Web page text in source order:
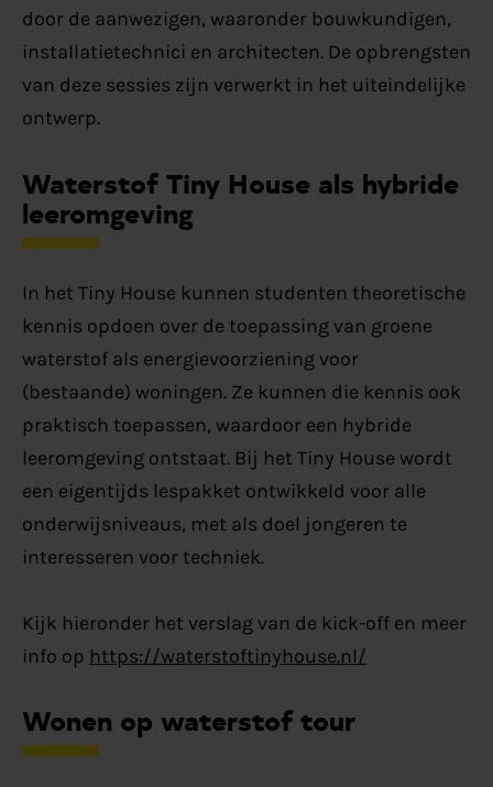
door de aanwezigen, waaronder bouwkundigen,
installatietechnici en architecten. De opbrengsten
van deze sessies zijn verwerkt in het uiteindelijke
ontwerp.
Waterstof Tiny House als hybride
leeromgeving
In het Tiny House kunnen studenten theoretische
kennis opdoen over de toepassing van groene
waterstof als energievoorziening voor
(bestaande) woningen. Ze kunnen die kennis ook
praktisch toepassen, waardoor een hybride
leeromgeving ontstaat. Bij het Tiny House wordt
een eigentijds lespakket ontwikkeld voor alle
onderwijsniveaus, met als doel jongeren te
interesseren voor techniek.
Kijk hieronder het verslag van de kick-off en meer
info op https://waterstoftinyhouse.nl/
Wonen op waterstof tour